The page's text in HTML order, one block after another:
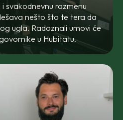
svakodnevnu razmenu
nešto što te tera da
ugla. Radoznali umovi će
u Hubitatu.